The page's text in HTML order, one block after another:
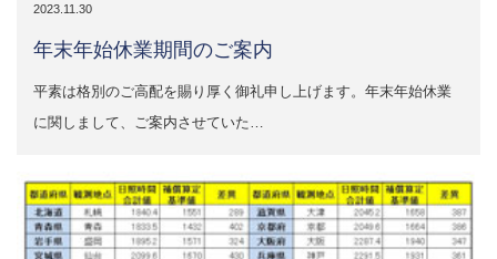
2023.11.30
年末年始休業期間のご案内
平素は格別のご高配を賜り厚く御礼申し上げます。年末年始休業
に関しまして、ご案内させていた…